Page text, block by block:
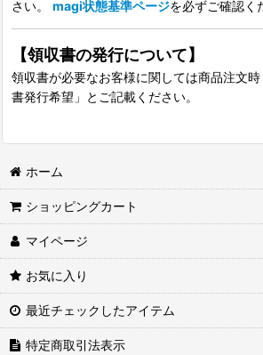
さい。 magi状態基準ページを必ずご確認く
【領収書の発行について】
領収書が必要なお客様に関しては商品注文
書発行希望」とご記載ください。
ホーム
ショッピングカート
マイページ
お気に入り
最近チェックしたアイテム
特定商取引法表示